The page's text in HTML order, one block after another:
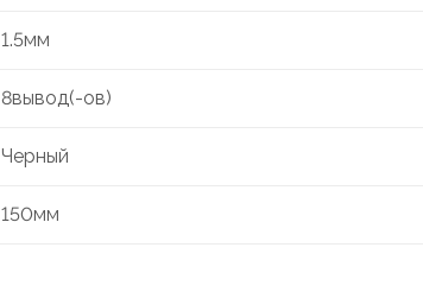
1.5мм
8вывод(-ов)
Черный
150мм